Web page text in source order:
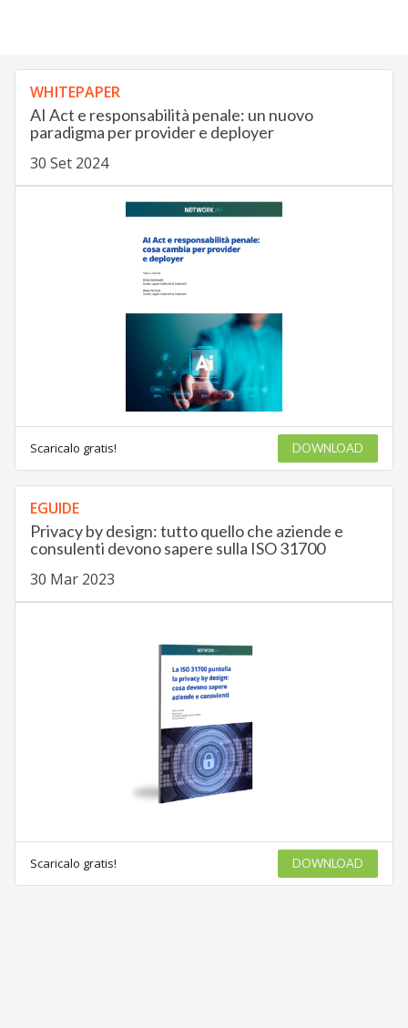
WHITEPAPER
AI Act e responsabilità penale: un nuovo
paradigma per provider e deployer
30 Set 2024
Scaricalo gratis! DOWNLOAD
EGUIDE
Privacy by design: tutto quello che aziende e
consulenti devono sapere sulla ISO 31700
30 Mar 2023
Scaricalo gratis! DOWNLOAD